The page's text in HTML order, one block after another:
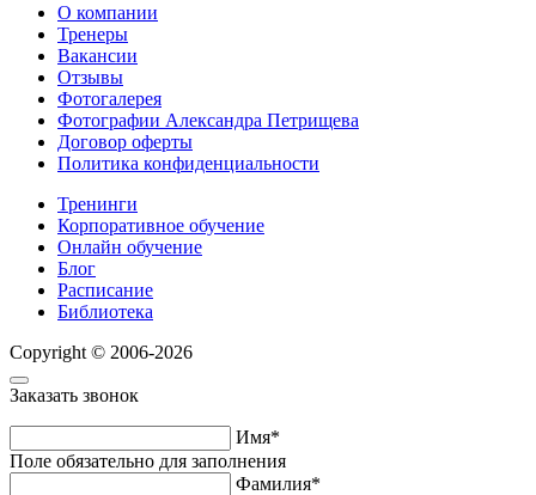
О компании
Тренеры
Вакансии
Отзывы
Фотогалерея
Фотографии Александра Петрищева
Договор оферты
Политика конфиденциальности
Тренинги
Корпоративное обучение
Онлайн обучение
Блог
Расписание
Библиотека
Copyright © 2006-2026
Заказать звонок
Имя*
Поле обязательно для заполнения
Фамилия*